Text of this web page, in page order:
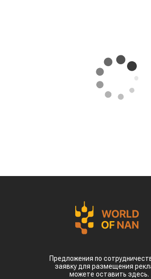
Предложения по
заявку для размещения
можете оставить здесь.